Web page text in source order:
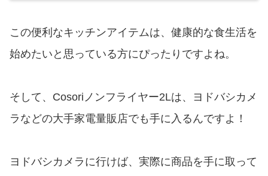
この便利なキッチンアイテムは、健康的な食生活を
始めたいと思っている方にぴったりですよね。
そして、Cosoriノンフライヤー2Lは、ヨドバシカメ
ラなどの大手家電量販店でも手に入るんですよ！
ヨドバシカメラに行けば、実際に商品を手に取って